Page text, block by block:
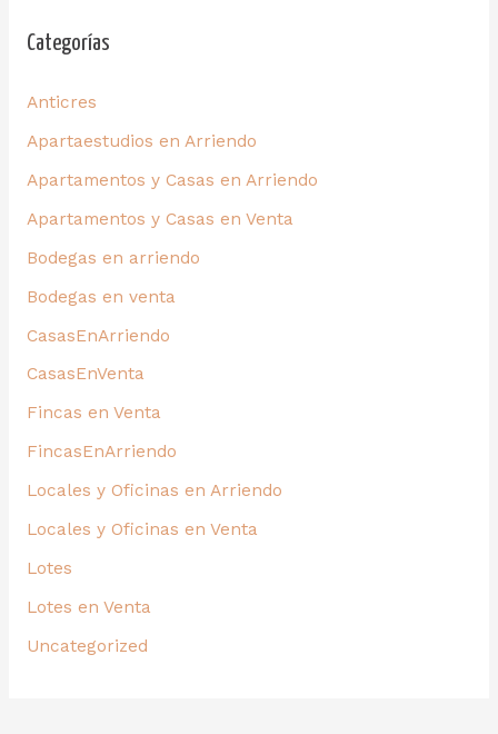
Categorías
Anticres
Apartaestudios en Arriendo
Apartamentos y Casas en Arriendo
Apartamentos y Casas en Venta
Bodegas en arriendo
Bodegas en venta
CasasEnArriendo
CasasEnVenta
Fincas en Venta
FincasEnArriendo
Locales y Oficinas en Arriendo
Locales y Oficinas en Venta
Lotes
Lotes en Venta
Uncategorized